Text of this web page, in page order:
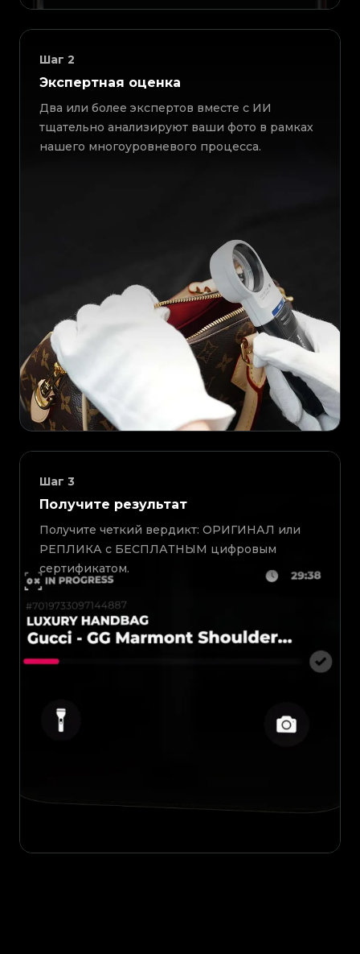
Шаг 2
Экспертная оценка
Два или более экспертов вместе с ИИ
тщательно анализируют ваши фото в рамках
нашего многоуровневого процесса.
Шаг 3
Получите результат
Получите четкий вердикт: ОРИГИНАЛ или
РЕПЛИКА с БЕСПЛАТНЫМ цифровым
сертификатом.